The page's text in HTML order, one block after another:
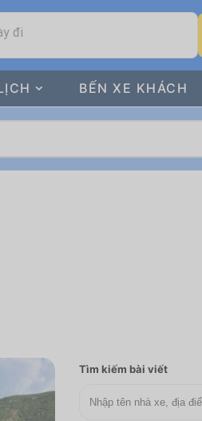
đi
BẾN XE KHÁCH
Tìm kiếm bài viết